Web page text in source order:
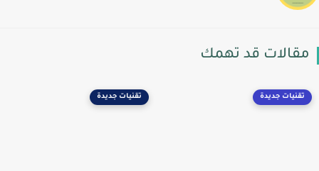
مقالات قد تهمك
تقنيات جديدة تقنيات جديدة